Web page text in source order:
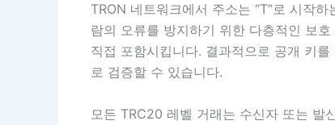
TRON 네트워크에서 주소는 “T”로 시작
람의 오류를 방지하기 위한 다층적인 보
직접 포함시킵니다. 결과적으로 공개 키
로 검증할 수 있습니다.
모든 TRC20 레벨 거래는 수신자 또는 발